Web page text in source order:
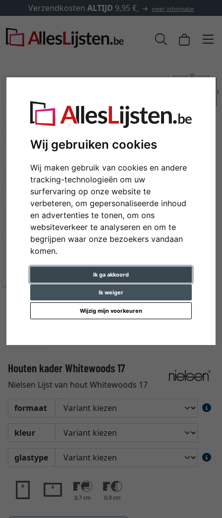
Wij gebruiken cookies
Wij maken gebruik van cookies en andere
tracking-technologieën om uw
surfervaring op onze website te
verbeteren, om gepersonaliseerde inhoud
en advertenties te tonen, om ons
websiteverkeer te analyseren en om te
begrijpen waar onze bezoekers vandaan
komen.
Ik ga akkoord
Ik weiger
Wijzig mijn voorkeuren
ALTIJD9,95 € meer informatie
Terug
Houten kader Whitewoods 17
Nielsen Lijst van hout Whitewoods 17
formaat
kleur
glastype
0,7 cm 0,9 cm